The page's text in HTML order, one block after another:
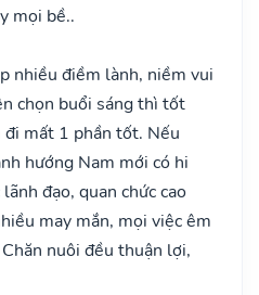
mọi bề..
nhiều điềm lành, niềm vui
chọn buổi sáng thì tốt
mất 1 phần tốt. Nếu
hướng Nam mới có hi
đạo, quan chức cao
may mắn, mọi việc êm
nuôi đều thuận lợi,